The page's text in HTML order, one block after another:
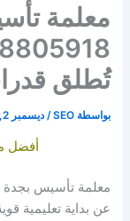
معلمة
تُطلق
بواسطة SEO
/ديسمبر 2, 2025
أفضل
معلمة تأسيس بجدة
عن بداية تعليمية